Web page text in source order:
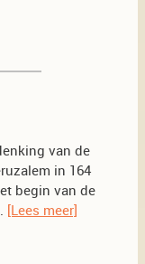
van de
in 164
begin van de
[Lees meer]